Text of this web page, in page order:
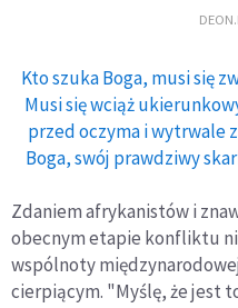
Kto szuka Boga, musi się
Musi się wciąż
przed oczyma i wytrwale
Boga, swój prawdziwy
Zdaniem afrykanistów i
obecnym etapie konfliktu
wspólnoty
cierpiącym. "Myślę, że jest